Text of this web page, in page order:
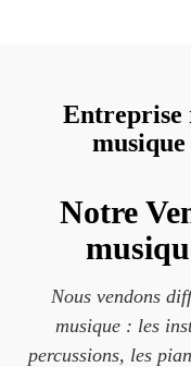
Entreprise
Notre
Nous vendons
musique : les
percussions, les